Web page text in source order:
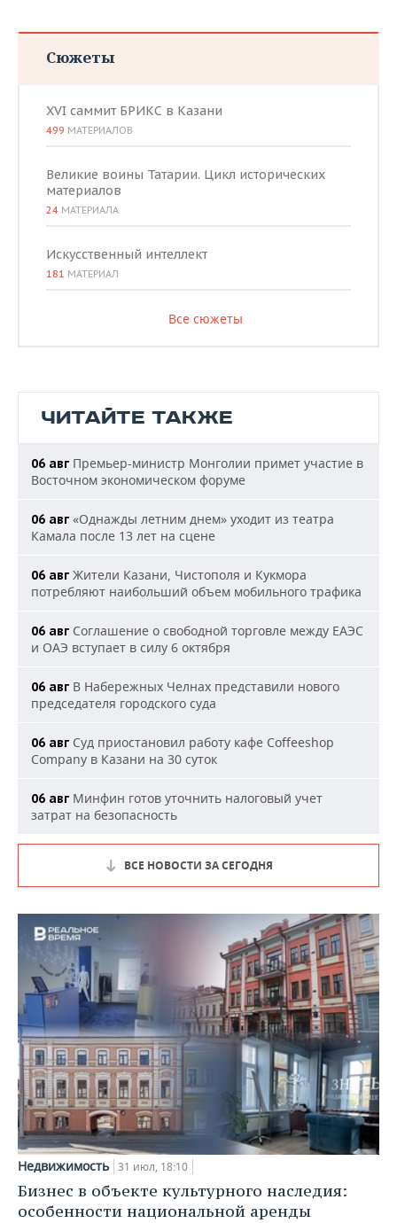
Сюжеты
XVI саммит БРИКС в Казани
499 МАТЕРИАЛОВ
Великие воины Татарии. Цикл исторических
материалов
24 МАТЕРИАЛА
Искусственный интеллект
181 МАТЕРИАЛ
Все сюжеты
ЧИТАЙТЕ ТАКЖЕ
06 авг Премьер-министр Монголии примет участие в
Восточном экономическом форуме
06 авг «Однажды летним днем» уходит из театра
Камала после 13 лет на сцене
06 авг Жители Казани, Чистополя и Кукмора
потребляют наибольший объем мобильного трафика
06 авг Соглашение о свободной торговле между ЕАЭС
и ОАЭ вступает в силу 6 октября
06 авг В Набережных Челнах представили нового
председателя городского суда
06 авг Суд приостановил работу кафе Coffeeshop
Company в Казани на 30 суток
06 авг Минфин готов уточнить налоговый учет
затрат на безопасность
ВСЕ НОВОСТИ ЗА СЕГОДНЯ
Недвижимость 31 июл, 18:10
Бизнес в объекте культурного наследия:
особенности национальной аренды